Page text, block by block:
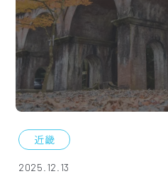
近畿
2025.12.13